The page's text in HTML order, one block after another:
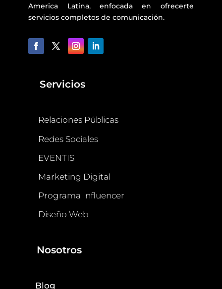
America Latina, enfocada en ofrecerte
servicios completos de comunicación.
Servicios
Relaciones Públicas
Redes Sociales
EVENTIS
Marketing Digital
Programa Influencer
Diseño Web
Nosotros
Blog